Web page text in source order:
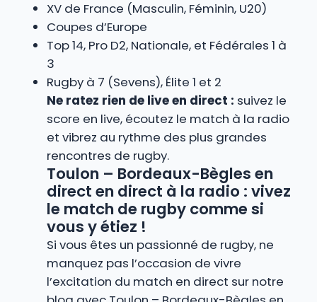
XV de France (Masculin, Féminin, U20)
Coupes d’Europe
Top 14, Pro D2, Nationale, et Fédérales 1 à
3
Rugby à 7 (Sevens), Élite 1 et 2
Ne ratez rien de live en direct : suivez le
score en live, écoutez le match à la radio
et vibrez au rythme des plus grandes
rencontres de rugby.
Toulon – Bordeaux-Bègles en
direct en direct à la radio : vivez
le match de rugby comme si
vous y étiez !
Si vous êtes un passionné de rugby, ne
manquez pas l’occasion de vivre
l’excitation du match en direct sur notre